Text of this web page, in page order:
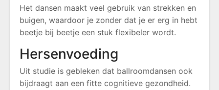
Het dansen maakt veel gebruik van strekken en
buigen, waardoor je zonder dat je er erg in hebt
beetje bij beetje een stuk flexibeler wordt.
Hersenvoeding
Uit studie is gebleken dat ballroomdansen ook
bijdraagt aan een fitte cognitieve gezondheid.